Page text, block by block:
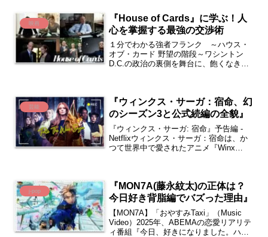
手、そしてブロガーとして...
映画
『House of Cards』に学ぶ！人
心を掌握する最強の交渉術
１分でわかる強者フランク ～ハウス・
オブ・カード 野望の階段～ワシントン
D.C.の政治の裏側を舞台に、飽くなき権
力と...
芸能
『ウィンクス・サーガ：宿命、幻
のシーズン3と公式続編の全貌』
『ウィンクス・サーガ: 宿命』予告編 -
Netflixウィンクス・サーガ：宿命は、か
つて世界中で愛されたアニメ『Winx
j-pop
『MON7A(藤永紋太)の正体は？
今日好き背脂編でバズった理由』
【MON7A】「おやすみTaxi」（Music
Video）2025年、ABEMAの恋愛リアリテ
ィ番組『今日、好きになりました。ハロ